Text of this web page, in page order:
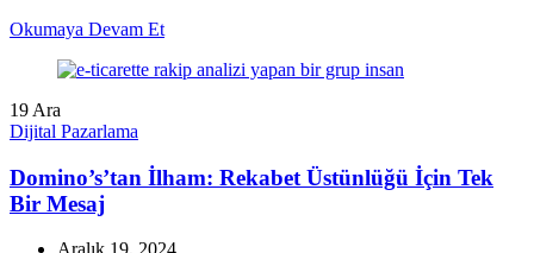
Okumaya Devam Et
19 Ara
Dijital Pazarlama
Domino’s’tan İlham: Rekabet Üstünlüğü İçin Tek
Bir Mesaj